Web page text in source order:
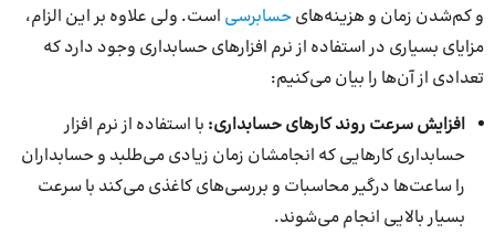
و کم‌شدن زمان و هزینه‌هایحسابرسی است. ولی علاوه بر این الزام،
مزایای بسیاری در استفاده از نرم افزارهای حسابداری وجود دارد که
تعدادی از آن‌ها را بیان می‌کنیم:
افزایش سرعت روند کارهای حسابداری: با استفاده از نرم افزار
حسابداری کارهایی که انجامشان زمان زیادی می‌طلبد و حسابداران
را ساعت‌ها درگیر محاسبات و بررسی‌های کاغذی می‌کند با سرعت
بسیار بالایی انجام می‌شوند.